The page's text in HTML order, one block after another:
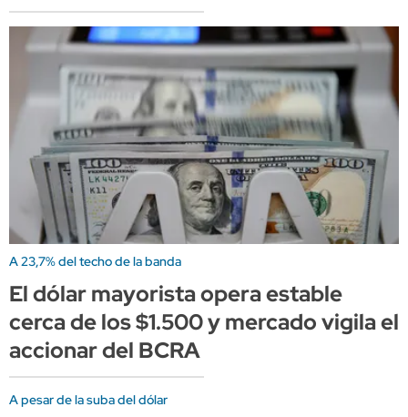
A 23,7% del techo de la banda
El dólar mayorista opera estable
cerca de los $1.500 y mercado vigila el
accionar del BCRA
A pesar de la suba del dólar